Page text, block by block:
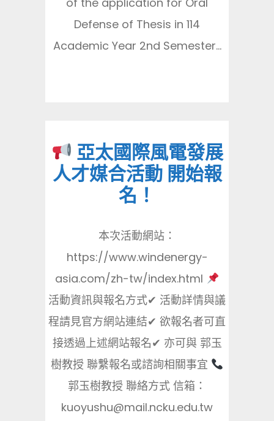
Defense of Thesis in 114
Academic Year 2nd Semester...
亞太國際風電發展
人才媒合活動 開始報
名！
本次活動網站：
https://www.windenergy-
asia.com/zh-tw/index.html
活動資訊與報名方式✔ 活動詳情與議
程請見官方網站連結✔ 欲報名者可直
接透過上述網站報名✔ 亦可與 郭玉
樹教授 聯繫報名或諮詢相關事宜
郭玉樹教授 聯絡方式 信箱：
kuoyushu@mail.ncku.edu.tw